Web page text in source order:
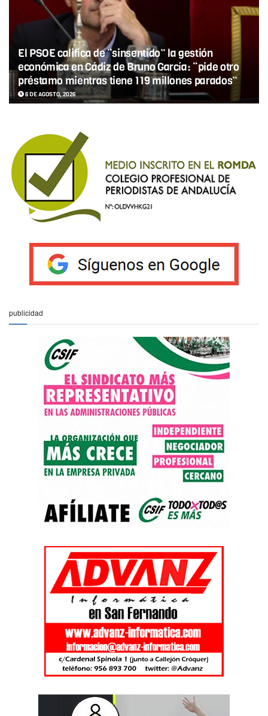
El PSOE califica de “sinsentido” la gestión
económica en Cádiz de Bruno García: “pide otro
préstamo mientras tiene 119 millones parados”
6 DE AGOSTO, 2026
publicidad